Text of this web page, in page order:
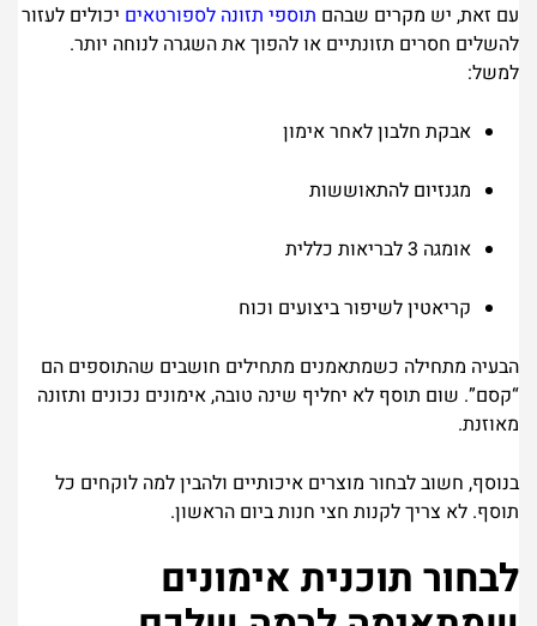
עם זאת, יש מקרים שבהם תוספי תזונה לספורטאים יכולים לעזור
להשלים חסרים תזונתיים או להפוך את השגרה לנוחה יותר.
למשל:
אבקת חלבון לאחר אימון
מגנזיום להתאוששות
אומגה 3 לבריאות כללית
קריאטין לשיפור ביצועים וכוח
הבעיה מתחילה כשמתאמנים מתחילים חושבים שהתוספים הם
“קסם”. שום תוסף לא יחליף שינה טובה, אימונים נכונים ותזונה
מאוזנת.
בנוסף, חשוב לבחור מוצרים איכותיים ולהבין למה לוקחים כל
תוסף. לא צריך לקנות חצי חנות ביום הראשון.
לבחור תוכנית אימונים